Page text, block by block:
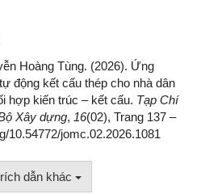
Hoàng Tùng. (2026). Ứng
động kết cấu thép cho nhà dân
hợp kiến trúc – kết cấu. Tạp Chí
Xây dựng, 16(02), Trang 137 –
10.54772/jomc.02.2026.1081
dẫn khác